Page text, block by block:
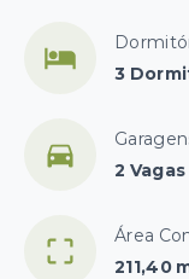
3
2 Vagas
Área
211,40